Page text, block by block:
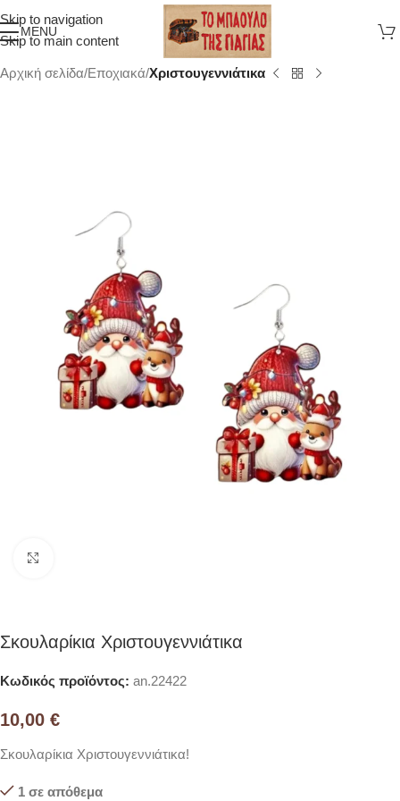
Skip to navigation
Skip to main content
MENU
Αρχική σελίδα Εποχιακά Χριστουγεννιάτικα
Σκουλαρίκια Χριστουγεννιάτικα
Κωδικός προϊόντος: an.22422
10,00 €
Σκουλαρίκια Χριστουγεννιάτικα!
1 σε απόθεμα